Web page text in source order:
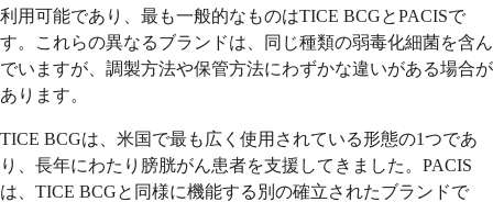
利用可能であり、最も一般的なものはTICE BCGとPACISで
す。これらの異なるブランドは、同じ種類の弱毒化細菌を含ん
でいますが、調製方法や保管方法にわずかな違いがある場合が
あります。
TICE BCGは、米国で最も広く使用されている形態の1つであ
り、長年にわたり膀胱がん患者を支援してきました。PACIS
は、TICE BCGと同様に機能する別の確立されたブランドで